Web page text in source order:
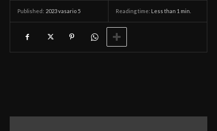
Published: 2023 vasario 5 Reading time: Less than 1 min.